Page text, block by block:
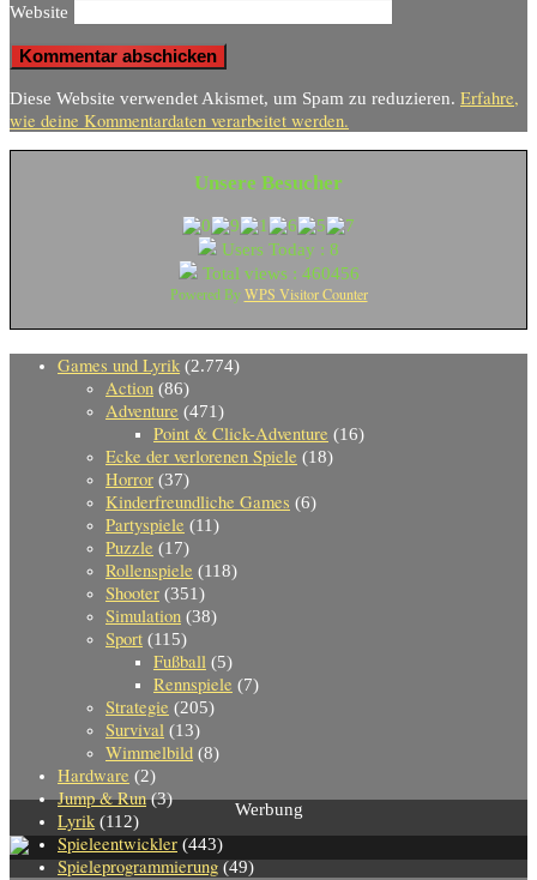
Website
Diese Website verwendet Akismet, um Spam zu reduzieren. Erfahre,
wie deine Kommentardaten verarbeitet werden.
Unsere Besucher
Users Today : 8
Total views : 460456
Powered By WPS Visitor Counter
Games und Lyrik (2.774)
Action (86)
Adventure (471)
Point & Click-Adventure (16)
Ecke der verlorenen Spiele (18)
Horror (37)
Kinderfreundliche Games (6)
Partyspiele (11)
Puzzle (17)
Rollenspiele (118)
Shooter (351)
Simulation (38)
Sport (115)
Fußball (5)
Rennspiele (7)
Strategie (205)
Survival (13)
Wimmelbild (8)
Hardware (2)
Jump & Run(3)
Lyrik (112)
Spieleentwickler (443)
Spieleprogrammierung (49)
Werbung